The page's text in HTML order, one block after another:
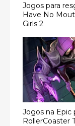
Jogos para
Have No
Girls 2
Jogos na Epic
RollerCoaster